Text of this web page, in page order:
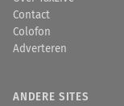
Contact
Colofon
Adverteren
ANDERE SITES